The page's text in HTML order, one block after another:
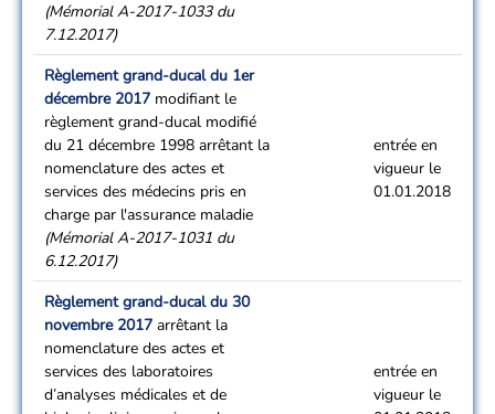
(Mémorial A-2017-1033 du
7.12.2017)
Règlement grand-ducal du 1er
décembre 2017 modifiant le
règlement grand-ducal modifié
du 21 décembre 1998 arrêtant la
nomenclature des actes et
services des médecins pris en
charge par l'assurance maladie
(Mémorial A-2017-1031 du
6.12.2017)
entrée en
vigueur le
01.01.2018
Règlement grand-ducal du 30
novembre 2017 arrêtant la
nomenclature des actes et
services des laboratoires
d’analyses médicales et de
entrée en
vigueur le